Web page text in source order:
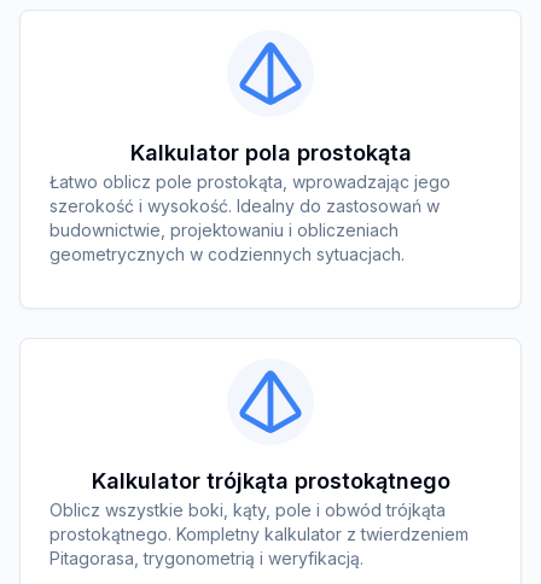
Kalkulator pola prostokąta
Łatwo oblicz pole prostokąta, wprowadzając jego
szerokość i wysokość. Idealny do zastosowań w
budownictwie, projektowaniu i obliczeniach
geometrycznych w codziennych sytuacjach.
Kalkulator trójkąta prostokątnego
Oblicz wszystkie boki, kąty, pole i obwód trójkąta
prostokątnego. Kompletny kalkulator z twierdzeniem
Pitagorasa, trygonometrią i weryfikacją.